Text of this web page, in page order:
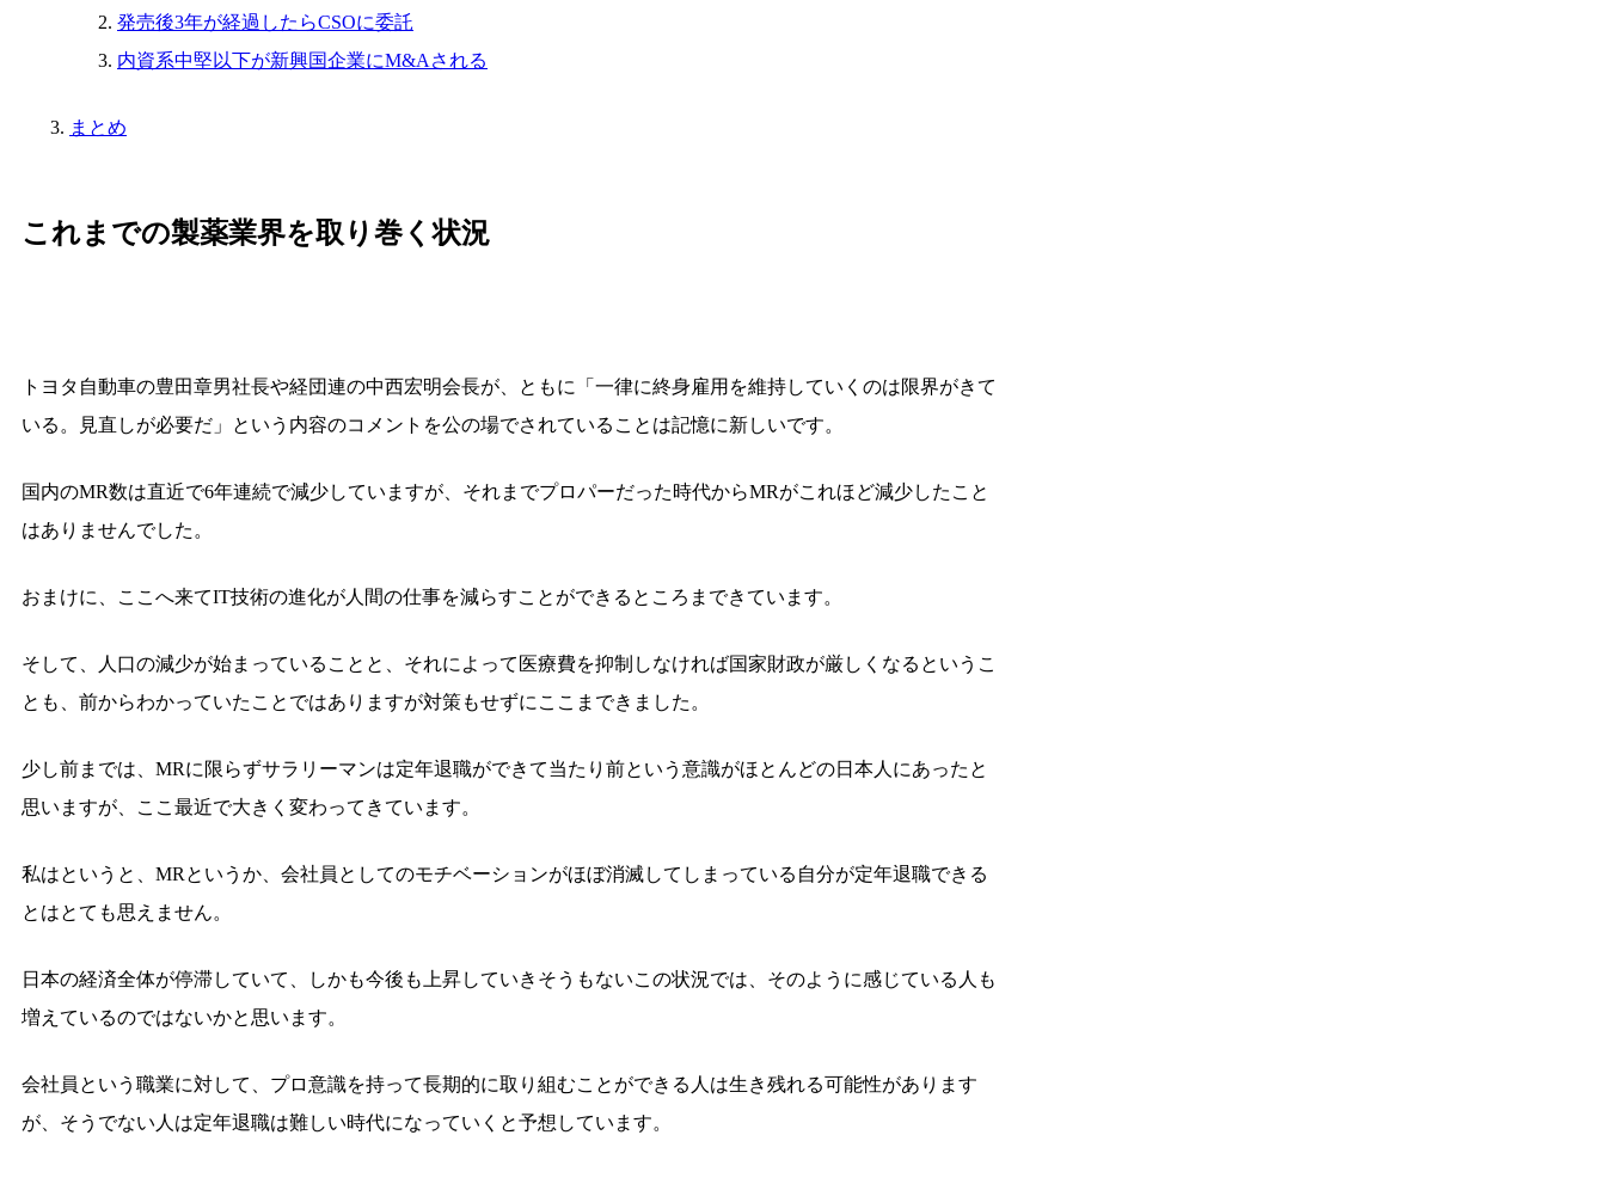
発売後3年が経過したらCSOに委託
内資系中堅以下が新興国企業にM&Aされる
まとめ
これまでの製薬業界を取り巻く状況
トヨタ自動車の豊田章男社長や経団連の中西宏明会長が、ともに「一律に終身雇用を維持していくのは限界がきて
いる。見直しが必要だ」という内容のコメントを公の場でされていることは記憶に新しいです。
国内のMR数は直近で6年連続で減少していますが、それまでプロパーだった時代からMRがこれほど減少したこと
はありませんでした。
おまけに、ここへ来てIT技術の進化が人間の仕事を減らすことができるところまできています。
そして、人口の減少が始まっていることと、それによって医療費を抑制しなければ国家財政が厳しくなるというこ
とも、前からわかっていたことではありますが対策もせずにここまできました。
少し前までは、MRに限らずサラリーマンは定年退職ができて当たり前という意識がほとんどの日本人にあったと
思いますが、ここ最近で大きく変わってきています。
私はというと、MRというか、会社員としてのモチベーションがほぼ消滅してしまっている自分が定年退職できる
とはとても思えません。
日本の経済全体が停滞していて、しかも今後も上昇していきそうもないこの状況では、そのように感じている人も
増えているのではないかと思います。
会社員という職業に対して、プロ意識を持って長期的に取り組むことができる人は生き残れる可能性があります
が、そうでない人は定年退職は難しい時代になっていくと予想しています。